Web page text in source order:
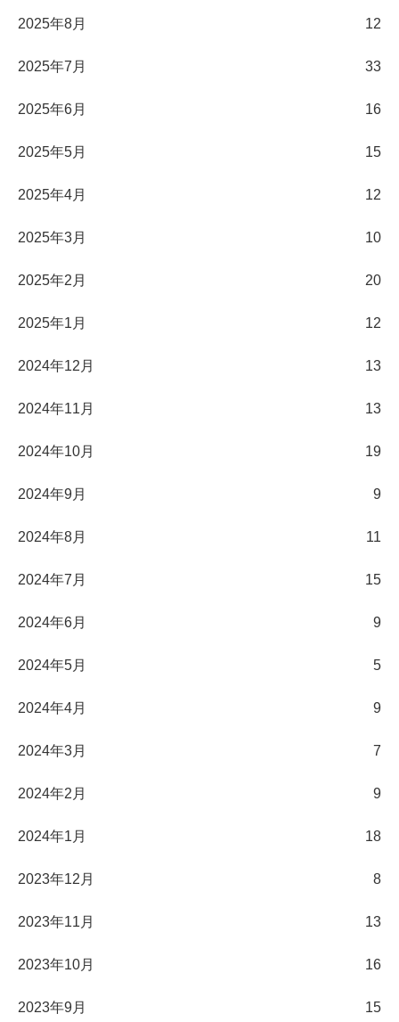
2025年8月 12
2025年7月 33
2025年6月 16
2025年5月 15
2025年4月 12
2025年3月 10
2025年2月 20
2025年1月 12
2024年12月 13
2024年11月 13
2024年10月 19
2024年9月 9
2024年8月 11
2024年7月 15
2024年6月 9
2024年5月 5
2024年4月 9
2024年3月 7
2024年2月 9
2024年1月 18
2023年12月 8
2023年11月 13
2023年10月 16
2023年9月 15